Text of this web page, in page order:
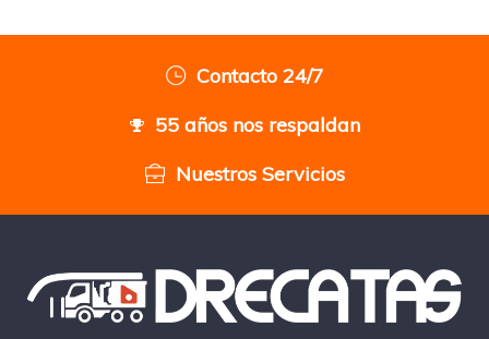
Contacto 24/7
55 años nos respaldan
Nuestros Servicios